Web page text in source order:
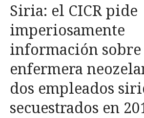
Siria: el CICR pide
imperiosamente
información sobre
enfermera
dos empleados
secuestrados en